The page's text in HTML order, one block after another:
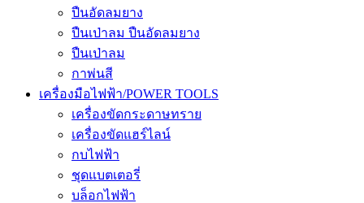
ปืนอัดลมยาง
ปืนเป่าลม ปืนอัดลมยาง
ปืนเป่าลม
กาพ่นสี
เครื่องมือไฟฟ้า/POWER TOOLS
เครื่องขัดกระดาษทราย
เครื่องขัดแฮร์ไลน์
กบไฟฟ้า
ชุดแบตเตอรี่
บล็อกไฟฟ้า